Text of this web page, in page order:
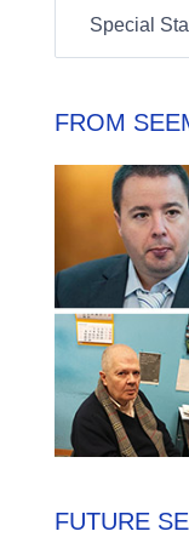
Special
FROM
FUTURE